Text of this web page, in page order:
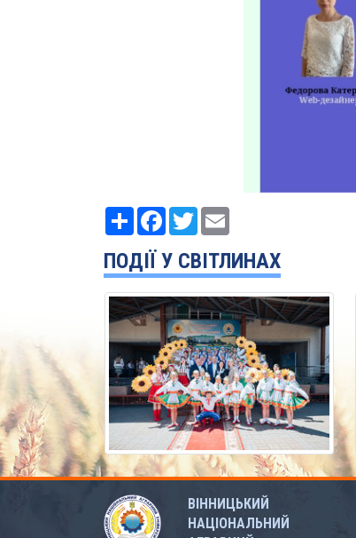
РесурсFacebook
Twitter
ПОДІЇ У СВІТЛИНАХ
ВІННИЦЬКИЙ
НАЦІОНАЛЬНИЙ